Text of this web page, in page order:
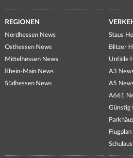
REGIONEN
Nordhessen News
Osthessen News
Mittelhessen News
Rhein-Main News
Südhessen News
Staus
Blitzer
Unfälle
A3
A5
A661
Günstig